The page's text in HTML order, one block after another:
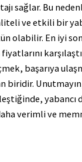
sağlar. Bu
ve etkili bir
olabilir. En iyi
başarıya
biridir.
yabancı
verimli ve